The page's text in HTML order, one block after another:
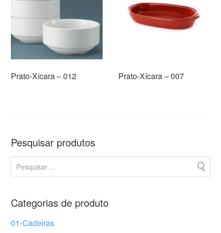
Prato-Xícara – 012 Prato-Xícara – 007
Pesquisar produtos
Categorias de produto
01-Cadeiras